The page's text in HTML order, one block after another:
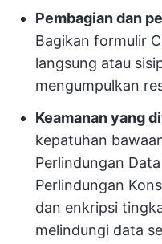
Pembagian dan
Bagikan formulir
langsung atau
mengumpulkan
Keamanan yang
kepatuhan
Perlindungan
Perlindungan
dan enkripsi
melindungi data